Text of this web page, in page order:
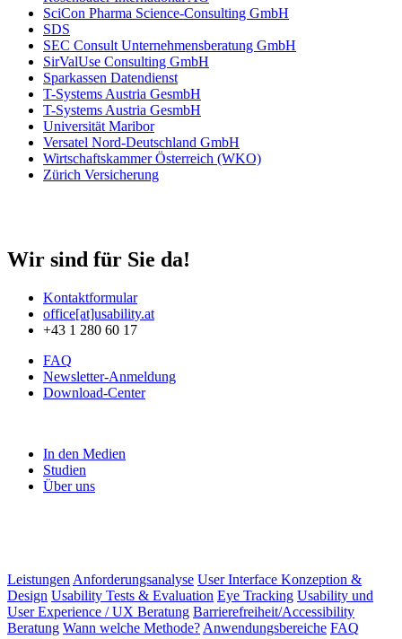
SciCon Pharma Science-Consulting GmbH
SDS
SEC Consult Unternehmensberatung GmbH
SirValUse Consulting GmbH
Sparkassen Datendienst
T-Systems Austria GesmbH
T-Systems Austria GesmbH
Universität Maribor
Versatel Nord-Deutschland GmbH
Wirtschaftskammer Österreich (WKO)
Zürich Versicherung
Wir sind für Sie da!
Kontaktformular
office[at]usability.at
+43 1 280 60 17
FAQ
Newsletter-Anmeldung
Download-Center
In den Medien
Studien
Über uns
Leistungen Anforderungsanalyse User Interface Konzeption &
Design Usability Tests & Evaluation Eye Tracking Usability und
User Experience / UX Beratung Barrierefreiheit/Accessibility
Beratung Wann welche Methode? Anwendungsbereiche FAQ